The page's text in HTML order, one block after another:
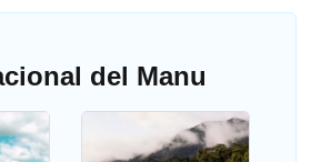
del Manu